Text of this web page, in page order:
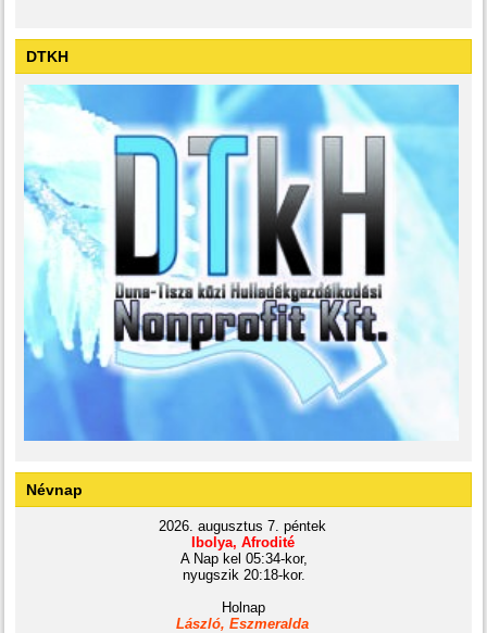
DTKH
Névnap
2026. augusztus 7. péntek
Ibolya, Afrodité
A Nap kel 05:34-kor,
nyugszik 20:18-kor.
Holnap
László, Eszmeralda